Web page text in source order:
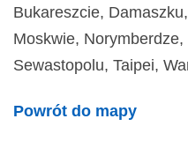
Bukareszcie,
Moskwie,
Sewastopolu, Taipei,
Powrót do mapy